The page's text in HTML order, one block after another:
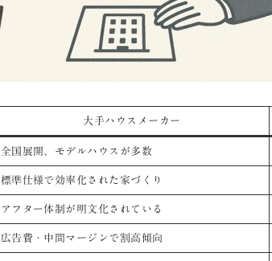
大手ハウスメーカー
全国展開、モデルハウスが多数
標準仕様で効率化された家づくり
アフター体制が明文化されている
広告費・中間マージンで割高傾向